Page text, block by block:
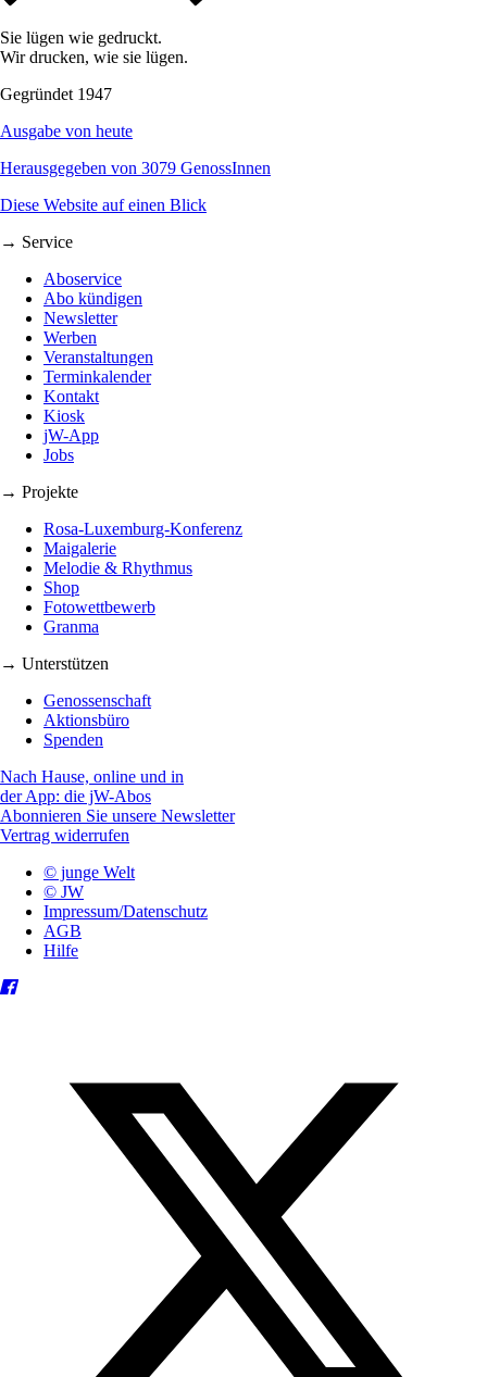
Sie lügen wie gedruckt.
Wir drucken, wie sie lügen.
Gegründet 1947
Ausgabe von heute
Herausgegeben von 3079 GenossInnen
Diese Website auf einen Blick
→ Service
Aboservice
Abo kündigen
Newsletter
Werben
Veranstaltungen
Terminkalender
Kontakt
Kiosk
jW-App
Jobs
→ Projekte
Rosa-Luxemburg-Konferenz
Maigalerie
Melodie & Rhythmus
Shop
Fotowettbewerb
Granma
→ Unterstützen
Genossenschaft
Aktionsbüro
Spenden
Nach Hause, online und in
der App: die jW-Abos
Abonnieren Sie unsere Newsletter
Vertrag widerrufen
© junge Welt
© JW
Impressum/Datenschutz
AGB
Hilfe